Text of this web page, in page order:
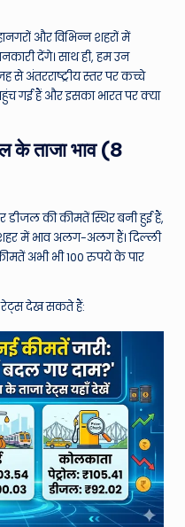
और विभिन्न शहरों में
देंगे। साथ ही, हम उन
से अंतरराष्ट्रीय स्तर पर कच्चे
गई हैं और इसका भारत पर क्या
के ताजा भाव (8
डीजल की कीमतें स्थिर बनी हुई हैं,
में भाव अलग-अलग हैं। दिल्ली
अभी भी 100 रुपये के पार
रेट्स देख सकते हैं: